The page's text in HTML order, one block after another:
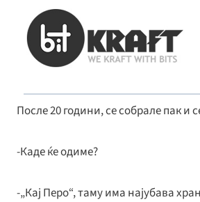
После 20 години, се собрале пак и
-Каде ќе одиме?
-„Кај Перо“, таму има најубава